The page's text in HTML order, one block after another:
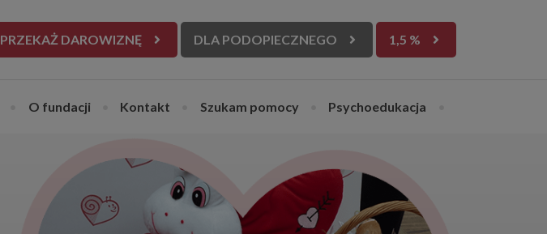
PRZEKAŻ DAROWIZNĘ DLA PODOPIECZNEGO 1,5 %
O fundacji Kontakt Szukam pomocy Psychoedukacja